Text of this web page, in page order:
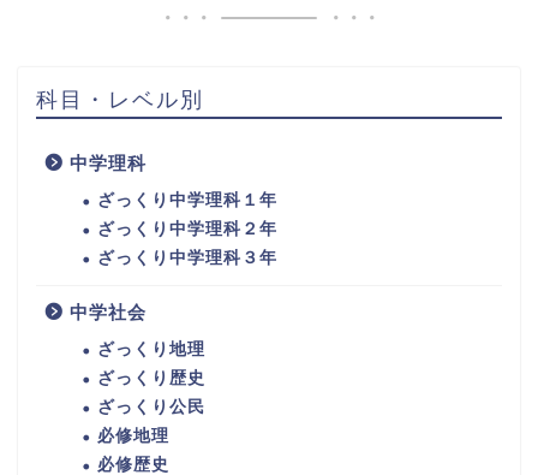
科目・レベル別
中学理科
ざっくり中学理科１年
ざっくり中学理科２年
ざっくり中学理科３年
中学社会
ざっくり地理
ざっくり歴史
ざっくり公民
必修地理
必修歴史